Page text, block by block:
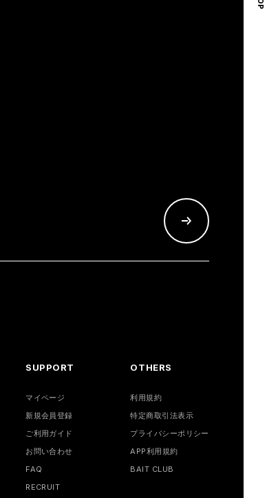
SUPPORT
マイページ
新規会員登録
ご利用ガイド
お問い合わせ
FAQ
RECRUIT
OTHERS
利用規約
特定商取引法表示
プライバシーポリシー
APP利用規約
BAIT CLUB